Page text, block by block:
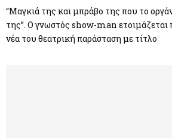
“Μαγκιά της και μπράβο της που το
της”. Ο γνωστός show-man ετοιμάζεται
νέα του θεατρική παράσταση με τίτλο